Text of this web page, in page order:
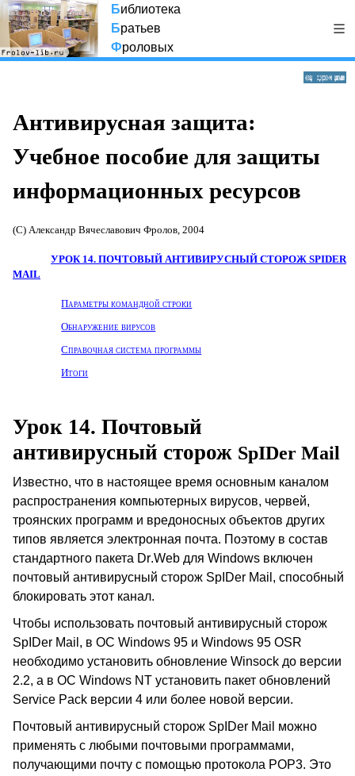
Библиотека
Братьев
Фроловых
Антивирусная защита:
Учебное пособие для защиты
информационных ресурсов
(С) Александр Вячеславович Фролов, 2004
УРОК 14. ПОЧТОВЫЙ АНТИВИРУСНЫЙ СТОРОЖ SPIDER
MAIL
Параметры командной строки
Обнаружение вирусов
Справочная система программы
Итоги
Урок 14. Почтовый
антивирусный сторож SpIDer Mail
Известно, что в настоящее время основным каналом
распространения компьютерных вирусов, червей,
троянских программ и вредоносных объектов других
типов является электронная почта. Поэтому в состав
стандартного пакета Dr.Web для Windows включен
почтовый антивирусный сторож SpIDer Mail , способный
блокировать этот канал.
Чтобы использовать почтовый антивирусный сторож
SpIDer Mail , в ОС Windows 95 и Windows 95 OSR
необходимо установить обновление Winsock до версии
2.2, а в ОС Windows NT установить пакет обновлений
Service Pack версии 4 или более новой версии.
Почтовый антивирусный сторож SpIDer Mail можно
применять с любыми почтовыми программами,
получающими почту с помощью протокола POP3. Это